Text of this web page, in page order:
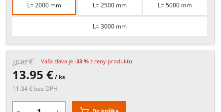
Strieborný eloxovaný hliník Imitácia nerezu
Rozmery
L= 2000 mm L= 2500 mm